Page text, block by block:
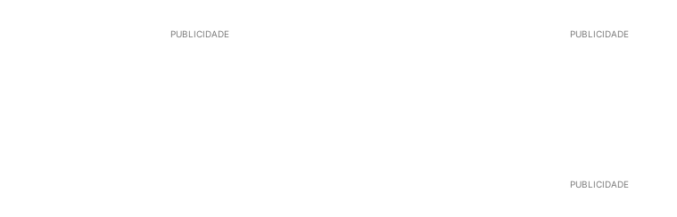
PUBLICIDADE PUBLICIDADE
PUBLICIDADE